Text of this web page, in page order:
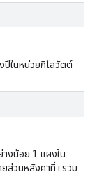
ในหน่วยกิโลวัตต์
งน้อย 1 แผงใน
ส่วนหลังคาที่ i รวม